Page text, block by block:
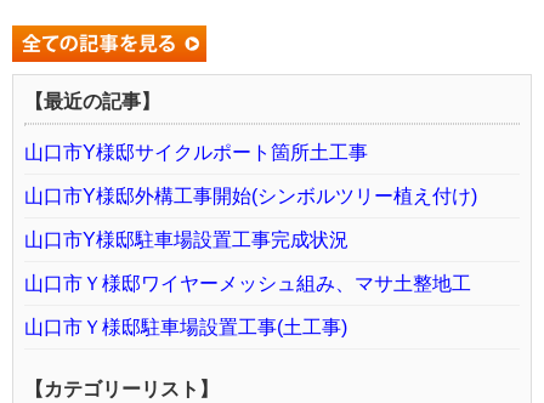
【最近の記事】
山口市Y様邸サイクルポート箇所土工事
山口市Y様邸外構工事開始(シンボルツリー植え付け)
山口市Y様邸駐車場設置工事完成状況
山口市Ｙ様邸ワイヤーメッシュ組み、マサ土整地工
山口市Ｙ様邸駐車場設置工事(土工事)
【カテゴリーリスト】